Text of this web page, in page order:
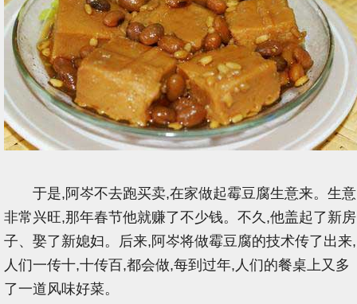
于是,阿岑不去跑买卖,在家做起霉豆腐生意来。生意
非常兴旺,那年春节他就赚了不少钱。不久,他盖起了新房
子、娶了新媳妇。后来,阿岑将做霉豆腐的技术传了出来,
人们一传十,十传百,都会做,每到过年,人们的餐桌上又多
了一道风味好菜。